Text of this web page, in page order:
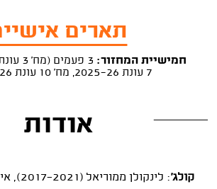
תארים
חמישיית המחזור:
7 עונת 2025-26, מח' 10 עונת 2025-26)
אודות
קולג'
: לינקולן